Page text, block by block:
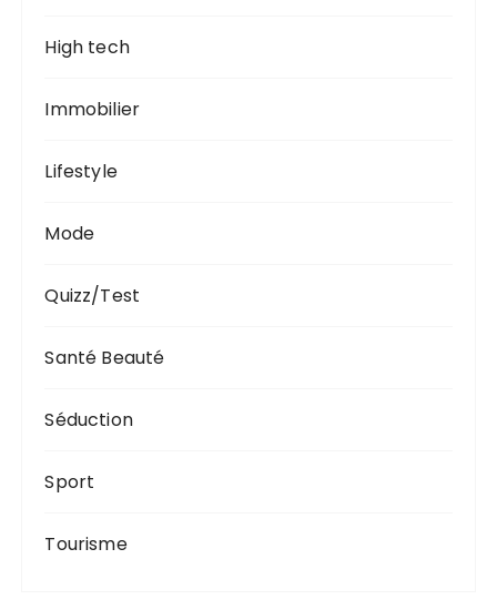
High tech
Immobilier
Lifestyle
Mode
Quizz/Test
Santé Beauté
Séduction
Sport
Tourisme